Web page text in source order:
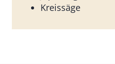
Kreissäge